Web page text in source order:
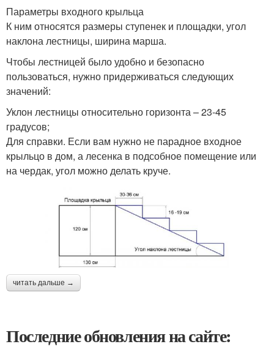
Параметры входного крыльца
К ним относятся размеры ступенек и площадки, угол
наклона лестницы, ширина марша.
Чтобы лестницей было удобно и безопасно
пользоваться, нужно придерживаться следующих
значений:
Уклон лестницы относительно горизонта – 23-45
градусов;
Для справки. Если вам нужно не парадное входное
крыльцо в дом, а лесенка в подсобное помещение или
на чердак, угол можно делать круче.
читать дальше →
Последние обновления на сайте: